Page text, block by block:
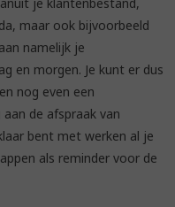
maar ook bijvoorbeeld
namelijk je
en morgen. Je kunt er dus
nog even een
de afspraak van
bent met werken al je
als reminder voor de